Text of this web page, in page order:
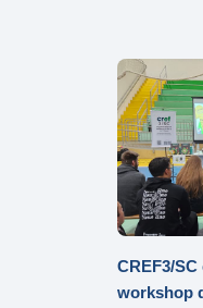
CREF3/
workshop